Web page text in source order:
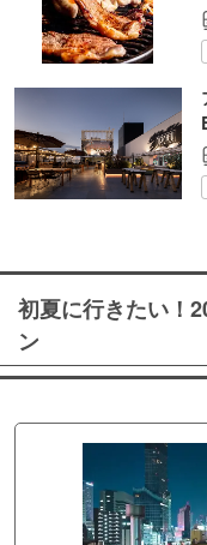
初夏に行きたい！
ン